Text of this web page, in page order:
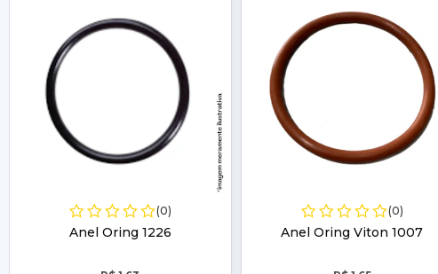
(0)
Anel Oring 1226
(0)
Anel Oring Viton 1007